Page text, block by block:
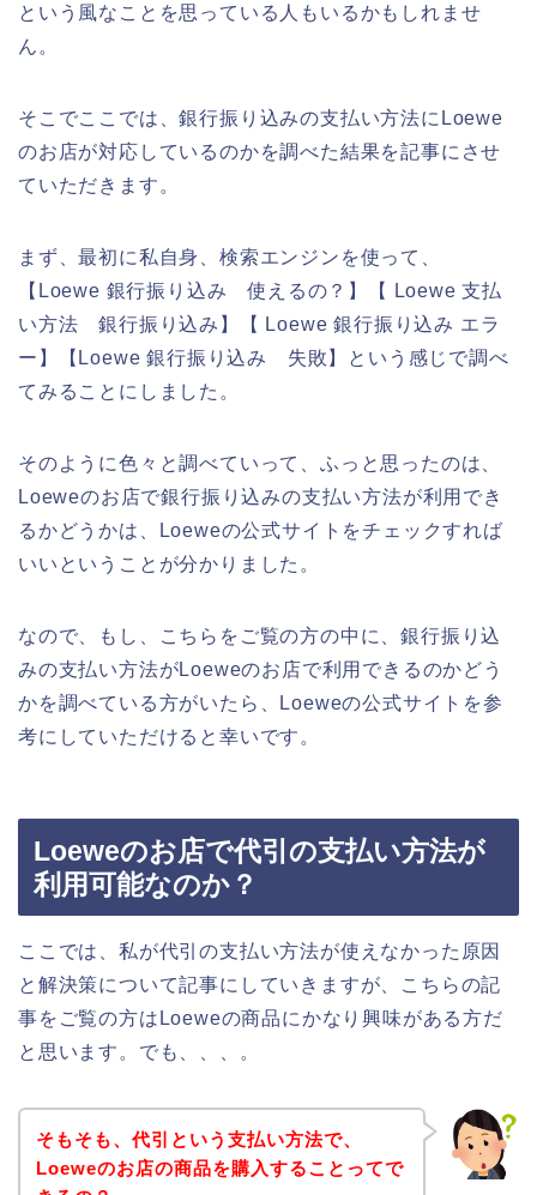
という風なことを思っている人もいるかもしれませ
ん。
そこでここでは、銀行振り込みの支払い方法にLoewe
のお店が対応しているのかを調べた結果を記事にさせ
ていただきます。
まず、最初に私自身、検索エンジンを使って、
【Loewe 銀行振り込み 使えるの？】【 Loewe 支払
い方法 銀行振り込み】【 Loewe 銀行振り込み エラ
ー】【Loewe 銀行振り込み 失敗】という感じで調べ
てみることにしました。
そのように色々と調べていって、ふっと思ったのは、
Loeweのお店で銀行振り込みの支払い方法が利用でき
るかどうかは、Loeweの公式サイトをチェックすれば
いいということが分かりました。
なので、もし、こちらをご覧の方の中に、銀行振り込
みの支払い方法がLoeweのお店で利用できるのかどう
かを調べている方がいたら、Loeweの公式サイトを参
考にしていただけると幸いです。
Loeweのお店で代引の支払い方法が
利用可能なのか？
ここでは、私が代引の支払い方法が使えなかった原因
と解決策について記事にしていきますが、こちらの記
事をご覧の方はLoeweの商品にかなり興味がある方だ
と思います。でも、、、。
そもそも、代引という支払い方法で、
Loeweのお店の商品を購入することってで